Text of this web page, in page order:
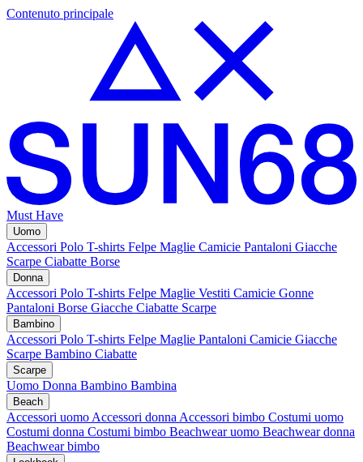
Contenuto principale
Must Have
Uomo
Accessori Polo T-shirts Felpe Maglie Camicie Pantaloni Giacche
Scarpe Ciabatte Borse
Donna
Accessori Polo T-shirts Felpe Maglie Vestiti Camicie Gonne
Pantaloni Borse Giacche Ciabatte Scarpe
Bambino
Accessori Polo T-shirts Felpe Maglie Pantaloni Camicie Giacche
Scarpe Bambino Ciabatte
Scarpe
Uomo Donna Bambino Bambina
Beach
Accessori uomo Accessori donna Accessori bimbo Costumi uomo
Costumi donna Costumi bimbo Beachwear uomo Beachwear donna
Beachwear bimbo